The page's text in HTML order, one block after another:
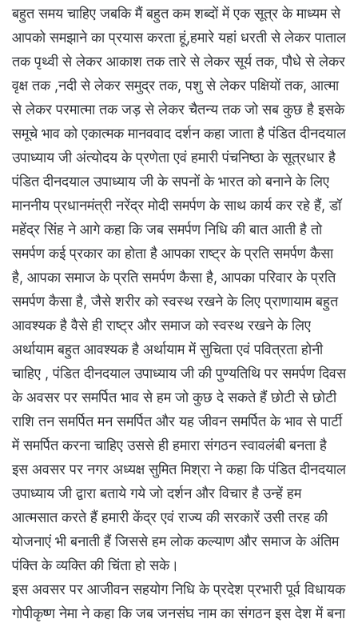
बहुत समय चाहिए जबकि मैं बहुत कम शब्दों में एक सूत्र के माध्यम से
आपको समझाने का प्रयास करता हूं,हमारे यहां धरती से लेकर पाताल
तक पृथ्वी से लेकर आकाश तक तारे से लेकर सूर्य तक, पौधे से लेकर
वृक्ष तक ,नदी से लेकर समुद्र तक, पशु से लेकर पक्षियों तक, आत्मा
से लेकर परमात्मा तक जड़ से लेकर चैतन्य तक जो सब कुछ है इसके
समूचे भाव को एकात्मक मानववाद दर्शन कहा जाता है पंडित दीनदयाल
उपाध्याय जी अंत्योदय के प्रणेता एवं हमारी पंचनिष्ठा के सूत्रधार है
पंडित दीनदयाल उपाध्याय जी के सपनों के भारत को बनाने के लिए
माननीय प्रधानमंत्री नरेंद्र मोदी समर्पण के साथ कार्य कर रहे हैं, डॉ
महेंद्र सिंह ने आगे कहा कि जब समर्पण निधि की बात आती है तो
समर्पण कई प्रकार का होता है आपका राष्ट्र के प्रति समर्पण कैसा
है, आपका समाज के प्रति समर्पण कैसा है, आपका परिवार के प्रति
समर्पण कैसा है, जैसे शरीर को स्वस्थ रखने के लिए प्राणायाम बहुत
आवश्यक है वैसे ही राष्ट्र और समाज को स्वस्थ रखने के लिए
अर्थायाम बहुत आवश्यक है अर्थायाम में सुचिता एवं पवित्रता होनी
चाहिए , पंडित दीनदयाल उपाध्याय जी की पुण्यतिथि पर समर्पण दिवस
के अवसर पर समर्पित भाव से हम जो कुछ दे सकते हैं छोटी से छोटी
राशि तन समर्पित मन समर्पित और यह जीवन समर्पित के भाव से पार्टी
में समर्पित करना चाहिए उससे ही हमारा संगठन स्वावलंबी बनता है
इस अवसर पर नगर अध्यक्ष सुमित मिश्रा ने कहा कि पंडित दीनदयाल
उपाध्याय जी द्वारा बताये गये जो दर्शन और विचार है उन्हें हम
आत्मसात करते हैं हमारी केंद्र एवं राज्य की सरकारें उसी तरह की
योजनाएं भी बनाती हैं जिससे हम लोक कल्याण और समाज के अंतिम
पंक्ति के व्यक्ति की चिंता हो सके।
इस अवसर पर आजीवन सहयोग निधि के प्रदेश प्रभारी पूर्व विधायक
गोपीकृष्ण नेमा ने कहा कि जब जनसंघ नाम का संगठन इस देश में बना